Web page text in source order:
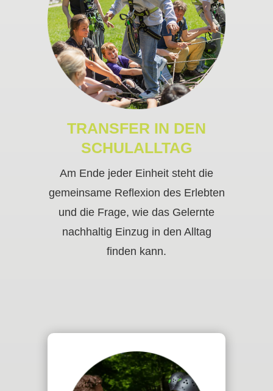
TRANSFER IN DEN
SCHULALLTAG
Am Ende jeder Einheit steht die
gemeinsame Reflexion des Erlebten
und die Frage, wie das Gelernte
nachhaltig Einzug in den Alltag
finden kann.